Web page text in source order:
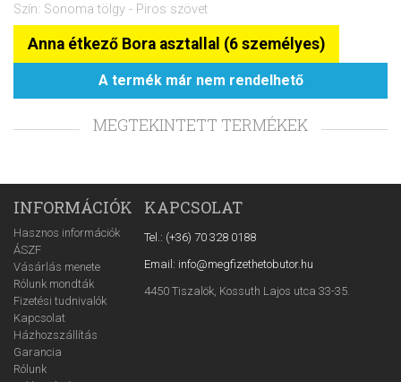
Szín: Sonoma tölgy - Piros szövet
Anna étkező Bora asztallal (6 személyes)
A termék már nem rendelhető
MEGTEKINTETT TERMÉKEK
INFORMÁCIÓK
Hasznos információk
ÁSZF
Vásárlás menete
Rólunk mondták
Fizetési tudnivalók
Kapcsolat
Házhozszállítás
Garancia
Rólunk
KAPCSOLAT
Tel.: (+36) 70 328 0188
Email: info@megfizethetobutor.hu
4450 Tiszalök, Kossuth Lajos utca 33-35.